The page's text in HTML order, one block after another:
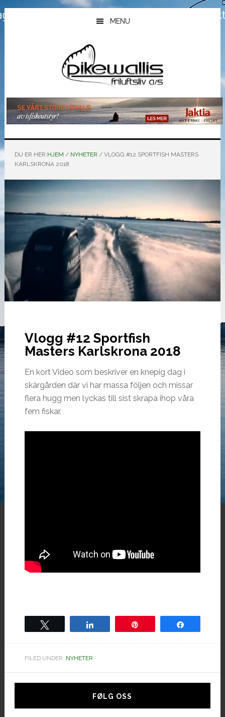
Hopp
til
Hopp
til
Hopp
til
MENU
DU ER HER:HJEM / NYHETER /VLOGG #12 SPORTFISH MASTERS
KARLSKRONA 2018
Vlogg #12 Sportfish
Masters Karlskrona 2018
En kort Video som beskriver en knepig dag i
skärgården där vi har massa följen och missar
flera hugg men lyckas till sist skrapa ihop våra
fem fiskar.
FILED UNDER: NYHETER
Hoved
FØLG OSS